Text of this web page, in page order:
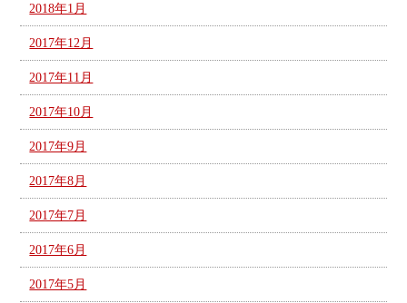
2018年1月
2017年12月
2017年11月
2017年10月
2017年9月
2017年8月
2017年7月
2017年6月
2017年5月